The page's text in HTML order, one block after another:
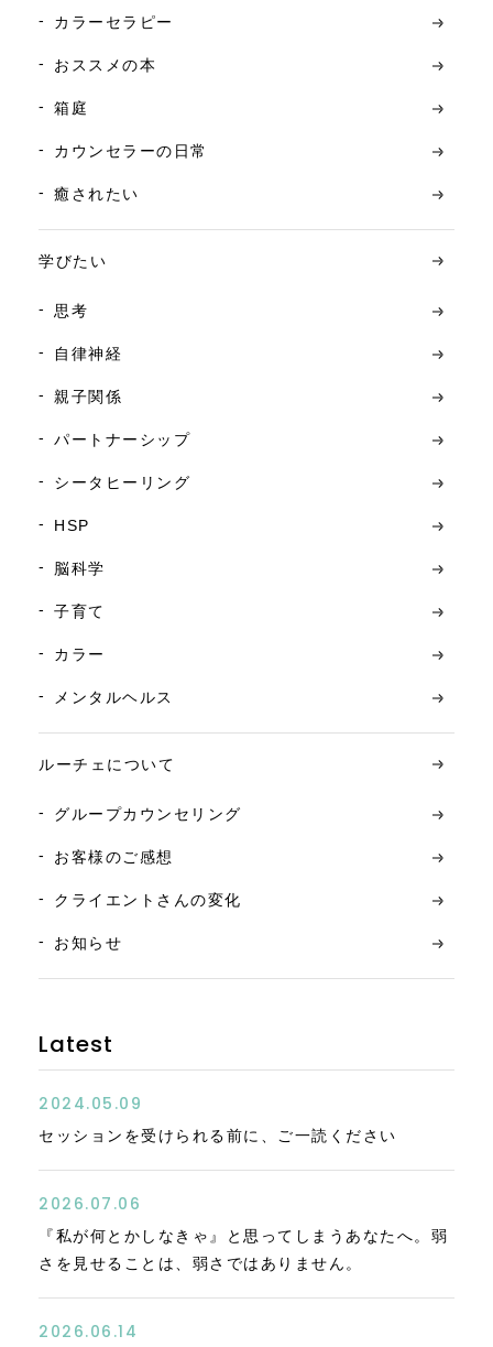
カラーセラピー
おススメの本
箱庭
カウンセラーの日常
癒されたい
学びたい
思考
自律神経
親子関係
パートナーシップ
シータヒーリング
HSP
脳科学
子育て
カラー
メンタルヘルス
ルーチェについて
グループカウンセリング
お客様のご感想
クライエントさんの変化
お知らせ
Latest
2024.05.09
セッションを受けられる前に、ご一読ください
2026.07.06
『私が何とかしなきゃ』と思ってしまうあなたへ。弱
さを見せることは、弱さではありません。
2026.06.14